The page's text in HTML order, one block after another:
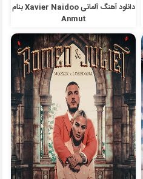
دانلود آهنگ آلمانی Xavier Naidoo بنام
Anmut